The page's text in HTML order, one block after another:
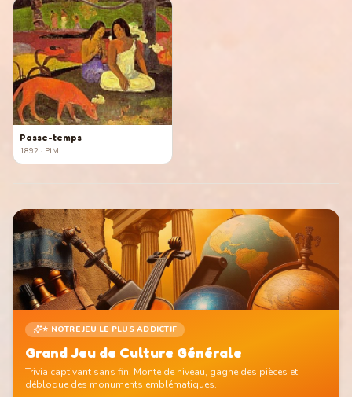
Passe-temps
1892 · PIM
⭐ NOTRE JEU LE PLUS ADDICTIF
Grand Jeu de Culture Générale
Trivia captivant sans fin. Monte de niveau, gagne des pièces et
débloque des monuments emblématiques.